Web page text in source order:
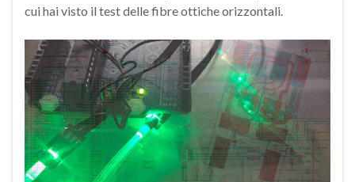
cui hai visto il test delle fibre ottiche orizzontali.